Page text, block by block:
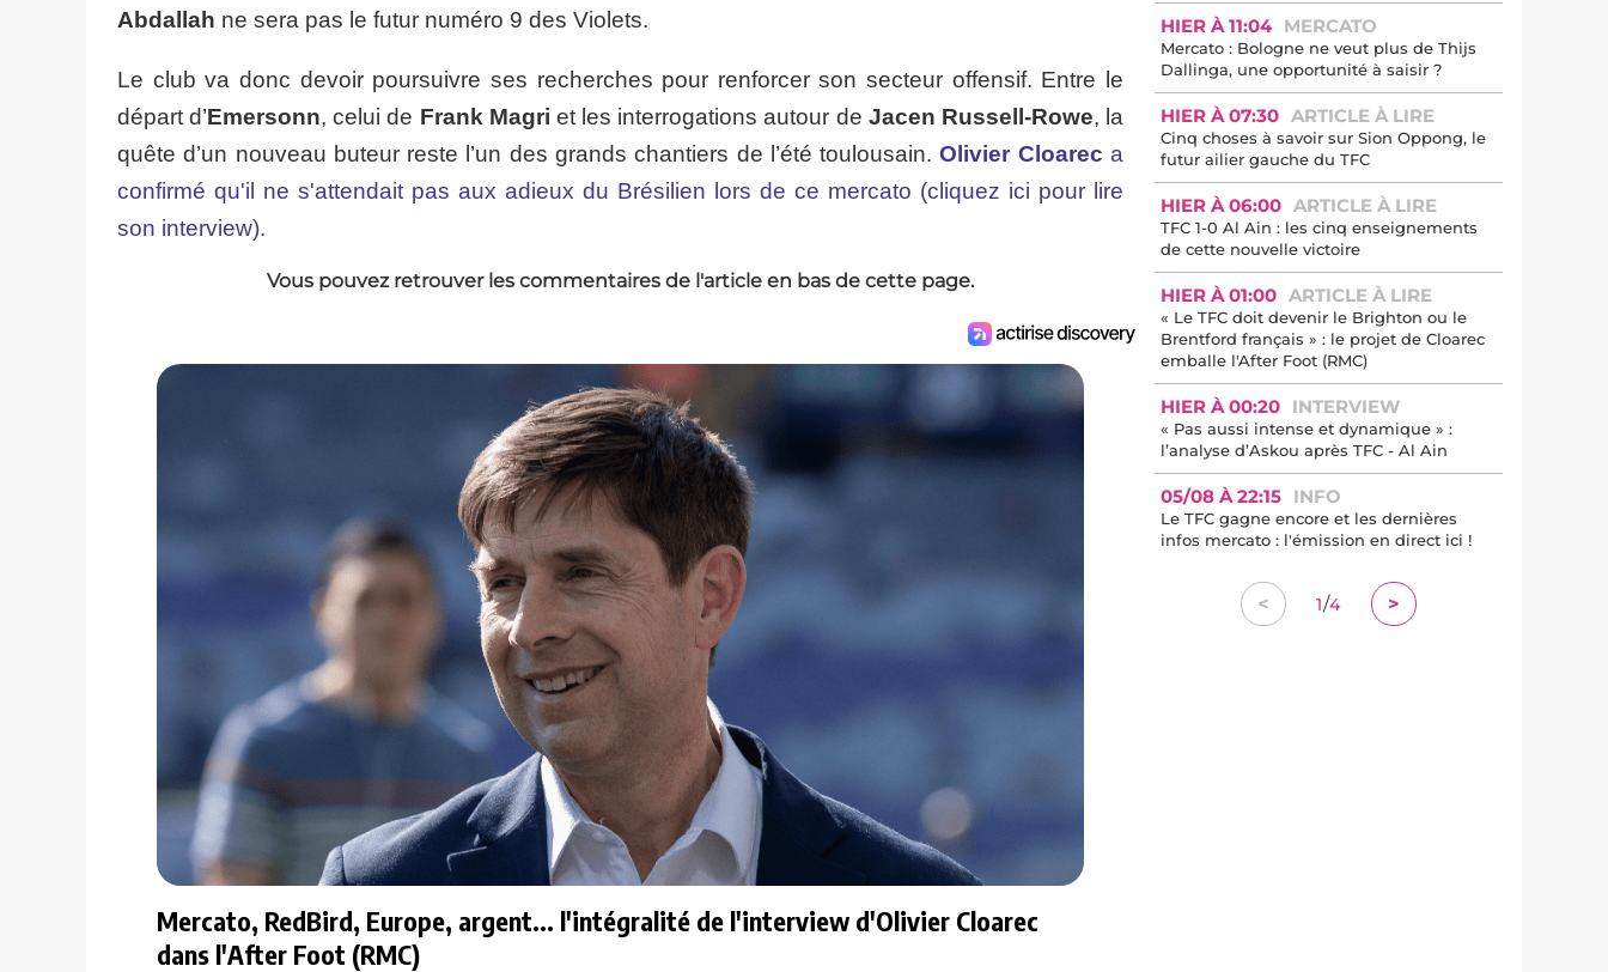
Abdallah ne sera pas le futur numéro 9 des Violets.
Le club va donc devoir poursuivre ses recherches pour renforcer son secteur offensif. Entre le
départ d’Emersonn, celui de Frank Magri et les interrogations autour de Jacen Russell-Rowe, la
quête d’un nouveau buteur reste l’un des grands chantiers de l’été toulousain.Olivier Cloarec a
confirmé qu'il ne s'attendait pas aux adieux du Brésilien lors de ce mercato (cliquez ici pour lire
son interview).
Vous pouvez retrouver les commentaires de l'article en bas de cette page.
Mercato, RedBird, Europe, argent... l'intégralité de l'interview d'Olivier Cloarec
dans l'After Foot (RMC)
HIER À 11:04 MERCATO
Mercato : Bologne ne veut plus de Thijs
Dallinga, une opportunité à saisir ?
HIER À 07:30 ARTICLE À LIRE
Cinq choses à savoir sur Sion Oppong, le
futur ailier gauche du TFC
HIER À 06:00 ARTICLE À LIRE
TFC 1-0 Al Ain : les cinq enseignements
de cette nouvelle victoire
HIER À 01:00 ARTICLE À LIRE
« Le TFC doit devenir le Brighton ou le
Brentford français » : le projet de Cloarec
emballe l'After Foot (RMC)
HIER À 00:20 INTERVIEW
« Pas aussi intense et dynamique » :
l’analyse d’Askou après TFC - Al Ain
05/08 À 22:15 INFO
Le TFC gagne encore et les dernières
infos mercato : l'émission en direct ici !
< 1/4 >